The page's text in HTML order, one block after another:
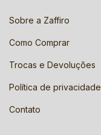
Sobre a Zaffiro
Como Comprar
Trocas e Devoluções
Política de privacidade
Contato